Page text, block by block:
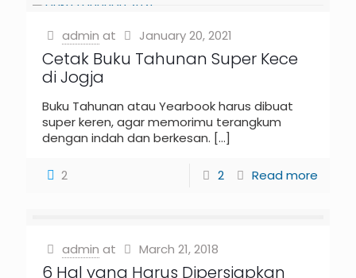
admin at January 20, 2021
Cetak Buku Tahunan Super Kece
di Jogja
Buku Tahunan atau Yearbook harus dibuat
super keren, agar memorimu terangkum
dengan indah dan berkesan. […]
2 2 Read more
admin at March 21, 2018
6 Hal yang Harus Dipersiapkan